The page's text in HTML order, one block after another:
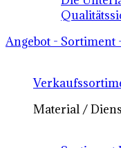
Angebot - Sortiment
Material /